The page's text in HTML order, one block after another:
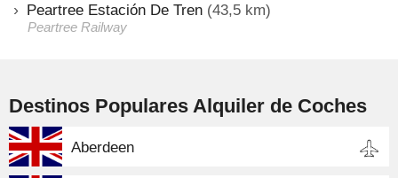
Peartree Estación De Tren (43,5 km)
Peartree Railway
Destinos Populares Alquiler de Coches
Aberdeen